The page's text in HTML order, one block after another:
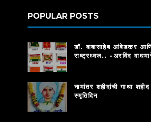
POPULAR POSTS
डॉ. बाबासाहेब आंबेडकर
राष्ट्रध्वज.. -अरविंद
नामांतर शहीदांची गाथा
स्मृतिदिन